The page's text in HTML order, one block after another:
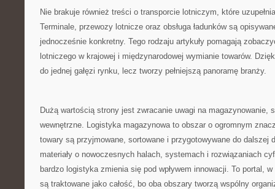
Nie brakuje również treści o transporcie lotniczym, które
Terminale, przewozy lotnicze oraz obsługa ładunków są
jednocześnie konkretny. Tego rodzaju artykuły pomagają
lotniczego w krajowej i międzynarodowej wymianie towarów.
do jednej gałęzi rynku, lecz tworzy pełniejszą panoramę branży.
Dużą wartością strony jest zwracanie uwagi na magazynowanie,
wewnętrzne. Logistyka magazynowa to obszar o ogromnym
towary są przyjmowane, sortowane i przygotowywane do dalszej
materiały o nowoczesnych halach, systemach i rozwiązaniach
bardzo logistyka zmienia się pod wpływem innowacji. To portal,
są traktowane jako całość, bo oba obszary tworzą wspólny